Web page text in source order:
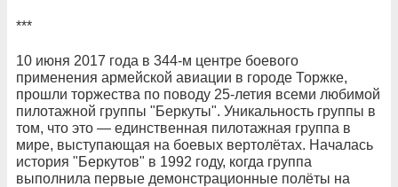
***
10 июня 2017 года в 344-м центре боевого
применения армейской авиации в городе Торжке,
прошли торжества по поводу 25-летия всеми любимой
пилотажной группы "Беркуты". Уникальность группы в
том, что это — единственная пилотажная группа в
мире, выступающая на боевых вертолётах. Началась
история "Беркутов" в 1992 году, когда группа
выполнила первые демонстрационные полёты на